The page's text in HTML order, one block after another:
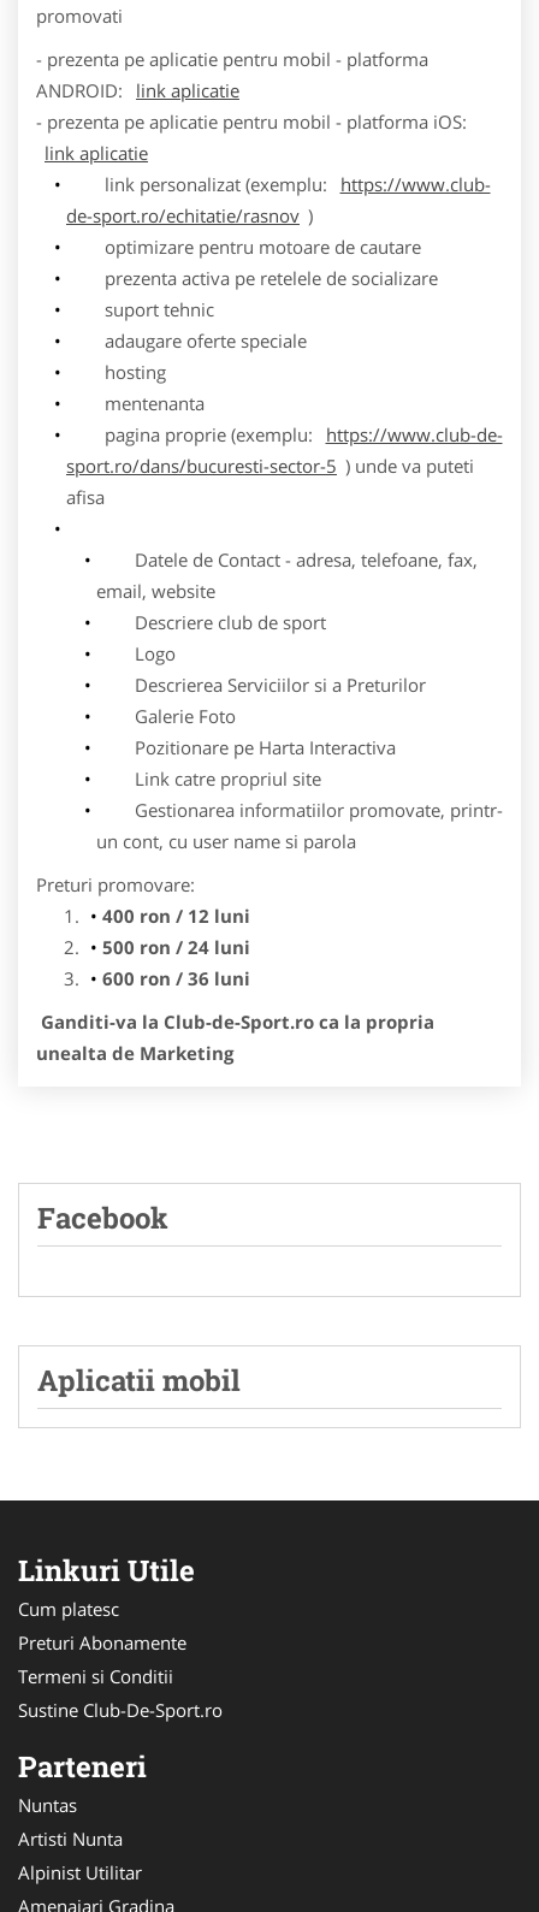
promovati
- prezenta pe aplicatie pentru mobil - platforma
ANDROID:
link aplicatie
- prezenta pe aplicatie pentru mobil - platforma iOS:
link aplicatie
link personalizat (exemplu:
https://www.club-
de-sport.ro/echitatie/rasnov )
optimizare pentru motoare de cautare
prezenta activa pe retelele de socializare
suport tehnic
adaugare oferte speciale
hosting
mentenanta
pagina proprie (exemplu:
https://www.club-de-
sport.ro/dans/bucuresti-sector-5 ) unde va puteti
afisa
Datele de Contact - adresa, telefoane, fax,
email, website
Descriere club de sport
Logo
Descrierea Serviciilor si a Preturilor
Galerie Foto
Pozitionare pe Harta Interactiva
Link catre propriul site
Gestionarea informatiilor promovate, printr-
un cont, cu user name si parola
Preturi promovare:
400 ron / 12 luni
500 ron / 24 luni
600 ron / 36 luni
Ganditi-va la Club-de-Sport.ro ca la propria
unealta de Marketing
Facebook
Aplicatii mobil
Linkuri Utile
Cum platesc
Preturi Abonamente
Termeni si Conditii
Sustine Club-De-Sport.ro
Parteneri
Nuntas
Artisti Nunta
Alpinist Utilitar
Amenajari Gradina